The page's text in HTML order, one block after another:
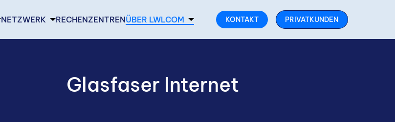
NETZWERK RECHENZENTRENÜBER LWLCOM KONTAKT PRIVATKUNDEN
Glasfaser Internet